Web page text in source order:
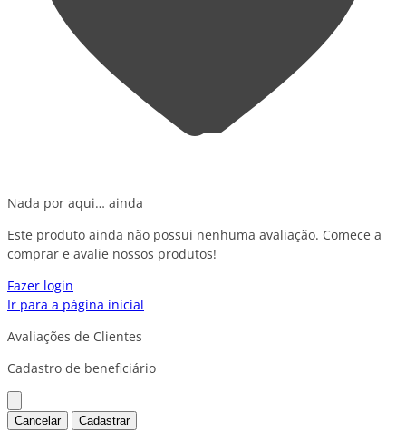
Nada por aqui… ainda
Este produto ainda não possui nenhuma avaliação. Comece a
comprar e avalie nossos produtos!
Fazer login
Ir para a página inicial
Avaliações de Clientes
Cadastro de beneficiário
Cancelar Cadastrar